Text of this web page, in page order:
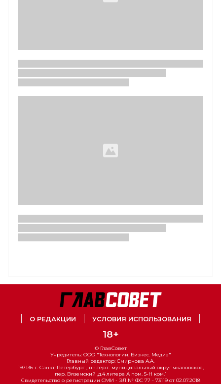
О РЕДАКЦИИ УСЛОВИЯ ИСПОЛЬЗОВАНИЯ
18+
© ГлавСовет
Учредитель: ООО "Технологии. Бизнес. Медиа"
Главный редактор: Смирнова А.А.
197136 г. Санкт-Петербург , вн.тер.г. муниципальный округ чкаловское,
пер. Вяземский ,д.4 литера А пом. 5-Н ком.1
Свидетельство о регистрации СМИ - ЭЛ № ФС 77 - 73119 от 02.07.2018